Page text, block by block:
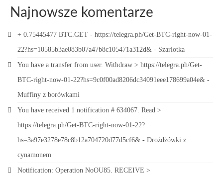
Najnowsze komentarze
+ 0.75445477 BTC.GET - https://telegra.ph/Get-BTC-right-now-01-
22?hs=10585b3ae083b07a47b8c105471a312d& - Szarlotka
You have a transfer from user. Withdrаw > https://telegra.ph/Get-
BTC-right-now-01-22?hs=9c0f00ad8206dc34091eee178699a04e& -
Muffiny z borówkami
You have received 1 notification # 634067. Read >
https://telegra.ph/Get-BTC-right-now-01-22?
hs=3a97e3278e78c8b12a704720d77d5cf6& - Drożdżówki z
cynamonem
Notification: Operation NoOU85. RECEIVE >